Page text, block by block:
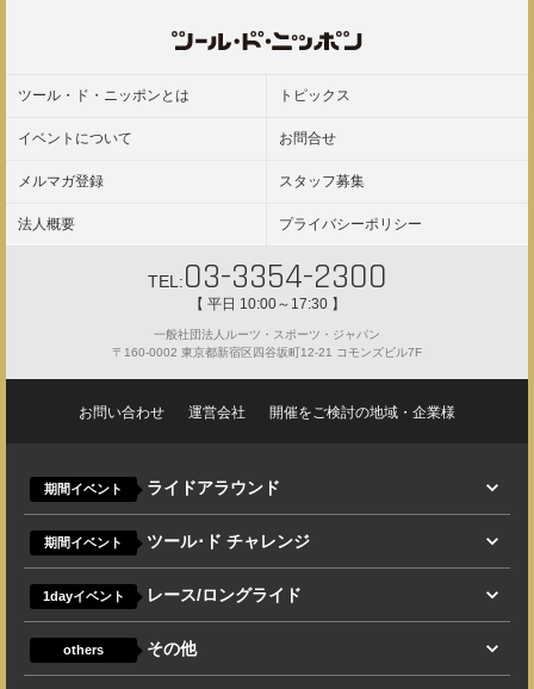
ツール・ド・ニッポンとは トピックス
イベントについて お問合せ
メルマガ登録 スタッフ募集
法人概要 プライバシーポリシー
TEL:03-3354-2300
【 平日 10:00～17:30 】
一般社団法人ルーツ・スポーツ・ジャパン
〒160-0002 東京都新宿区四谷坂町12-21 コモンズビル7F
お問い合わせ 運営会社 開催をご検討の地域・企業様
期間イベント ライドアラウンド
期間イベント ツール･ド チャレンジ
1dayイベント レース/ロングライド
others その他